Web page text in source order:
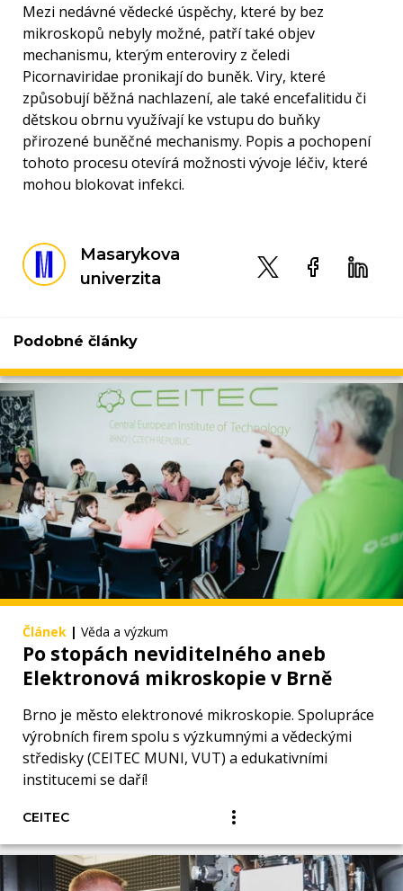
Mezi nedávné vědecké úspěchy, které by bez
mikroskopů nebyly možné, patří také objev
mechanismu, kterým enteroviry z čeledi
Picornaviridae pronikají do buněk. Viry, které
způsobují běžná nachlazení, ale také encefalitidu či
dětskou obrnu využívají ke vstupu do buňky
přirozené buněčné mechanismy. Popis a pochopení
tohoto procesu otevírá možnosti vývoje léčiv, které
mohou blokovat infekci.
Masarykova
univerzita
Podobné články
Článek | Věda a výzkum
Po stopách neviditelného aneb
Elektronová mikroskopie v Brně
Brno je město elektronové mikroskopie. Spolupráce
výrobních firem spolu s výzkumnými a vědeckými
středisky (CEITEC MUNI, VUT) a edukativními
institucemi se daří!
CEITEC